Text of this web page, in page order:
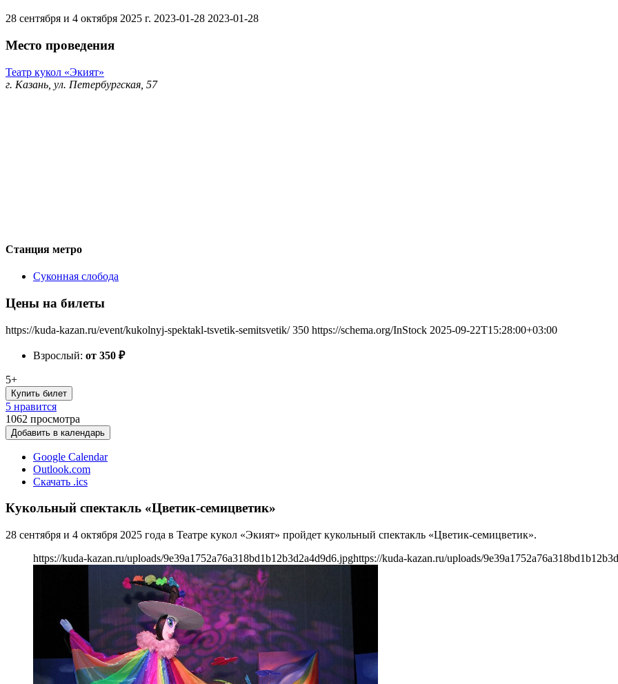
28 сентября и 4 октября 2025 г. 2023-01-28 2023-01-28
Место проведения
Театр кукол «Экият»
г. Казань, ул. Петербургская, 57
Станция метро
Суконная слобода
Цены на билеты
https://kuda-kazan.ru/event/kukolnyj-spektakl-tsvetik-semitsvetik/ 350 https://schema.org/InStock 2025-09-22T15:28:00+03:00
Взрослый: от 350 ₽
5+
Купить билет
5 нравится
1062 просмотра
Добавить в календарь
Google Calendar
Outlook.com
Скачать .ics
Кукольный спектакль «Цветик-семицветик»
28 сентября и 4 октября 2025 года в Театре кукол «Экият» пройдет кукольный спектакль «Цветик-семицветик».
https://kuda-kazan.ru/uploads/9e39a1752a76a318bd1b12b3d2a4d9d6.jpghttps://kuda-kazan.ru/uploads/